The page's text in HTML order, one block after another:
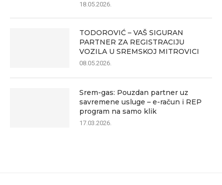
18.05.2026.
TODOROVIĆ – VAŠ SIGURAN
PARTNER ZA REGISTRACIJU
VOZILA U SREMSKOJ MITROVICI
08.05.2026.
Srem-gas: Pouzdan partner uz
savremene usluge – e-račun i REP
program na samo klik
17.03.2026.